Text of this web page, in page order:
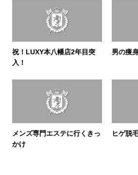
祝！LUXY本八幡店2年目突
入！
男の痩
メンズ専門エステに行くきっ
かけ
ヒゲ脱